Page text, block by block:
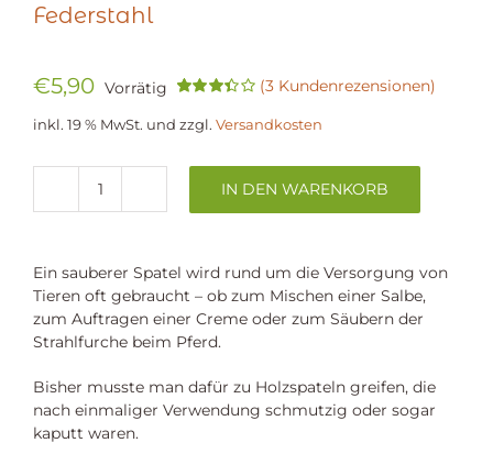
Federstahl
€5,90 Vorrätig
mit3.33
auf
Kundenbewertungen
(3 Kundenrezensionen)
inkl. 19 % MwSt. und zzgl. Versandkosten
Spatel
rostfreier
Federstahl
Menge
IN DEN WARENKORB
Ein sauberer Spatel wird rund um die Versorgung von
Tieren oft gebraucht – ob zum Mischen einer Salbe,
zum Auftragen einer Creme oder zum Säubern der
Strahlfurche beim Pferd.
Bisher musste man dafür zu Holzspateln greifen, die
nach einmaliger Verwendung schmutzig oder sogar
kaputt waren.